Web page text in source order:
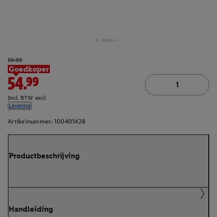
59.99
Goedkoper
54.99
Incl. BTW. excl.
Levering
Artikelnummer: 100401428
Productbeschrijving
Handleiding